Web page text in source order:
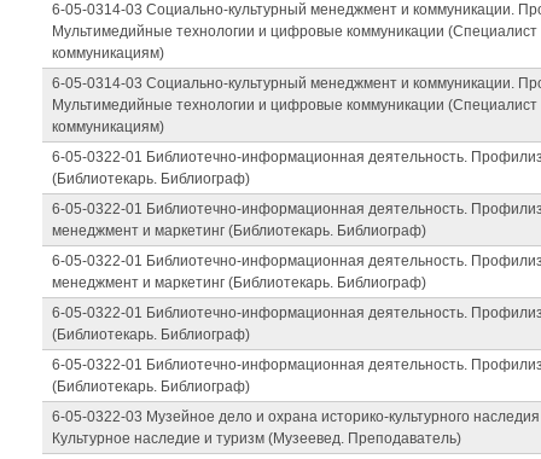
6-05-0314-03 Социально-культурный менеджмент и коммуникации.
Мультимедийные технологии и цифровые коммуникации
коммуникациям)
6-05-0314-03 Социально-культурный менеджмент и коммуникации.
Мультимедийные технологии и цифровые коммуникации
коммуникациям)
6-05-0322-01 Библиотечно-информационная деятельность.
(Библиотекарь. Библиограф)
6-05-0322-01 Библиотечно-информационная деятельность.
менеджмент и маркетинг (Библиотекарь. Библиограф)
6-05-0322-01 Библиотечно-информационная деятельность.
менеджмент и маркетинг (Библиотекарь. Библиограф)
6-05-0322-01 Библиотечно-информационная деятельность.
(Библиотекарь. Библиограф)
6-05-0322-01 Библиотечно-информационная деятельность.
(Библиотекарь. Библиограф)
6-05-0322-03 Музейное дело и охрана историко-культурного
Культурное наследие и туризм (Музеевед. Преподаватель)